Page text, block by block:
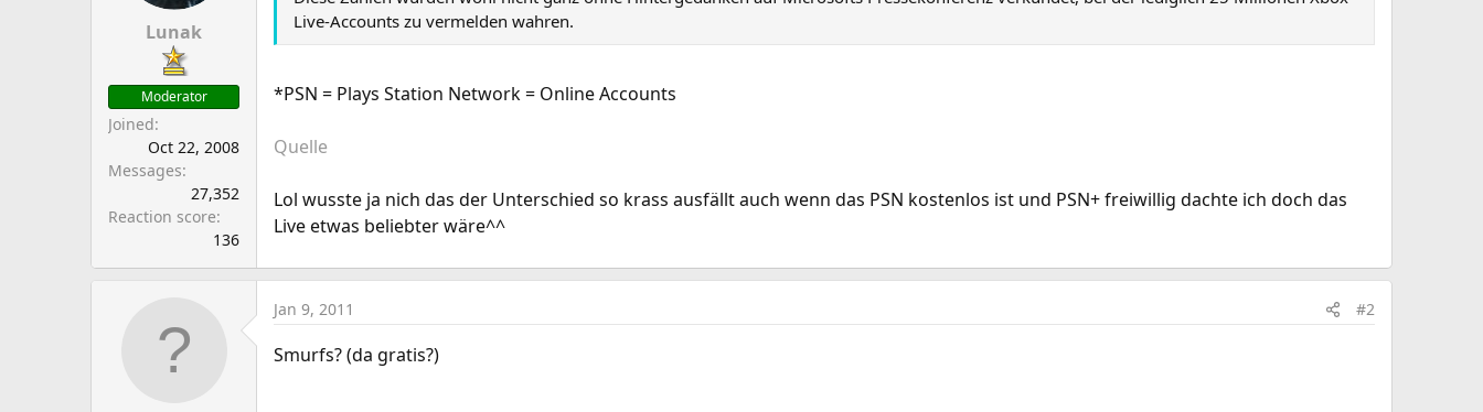
e
Lunak
Moderator
Joined
Oct 22, 2008
Messages
27,352
Reaction score
136
Live-Accounts zu vermelden wahren.
*PSN = Plays Station Network = Online Accounts
Quelle
Lol wusste ja nich das der Unterschied so krass ausfällt auch wenn das PSN kostenlos ist und PSN+ freiwillig dachte ich doch das
Live etwas beliebter wäre^^
Jan 9, 2011 #2
Smurfs? (da gratis?)